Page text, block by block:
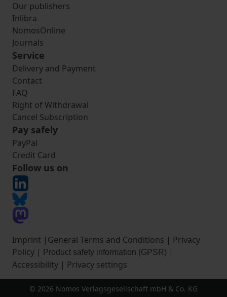
Our publishers
Inlibra
NomosOnline
Journals
Service
Delivery and Payment
Contact
FAQ
Right of Withdrawal
Cancel Subscription
Pay safely
PayPal
Credit Card
Follow us on
Imprint | General Terms and Conditions | Privacy
Policy | Product safety information (GPSR) |
Accessibility | Privacy settings
© 2026 Nomos Verlagsgesellschaft mbH & Co. KG